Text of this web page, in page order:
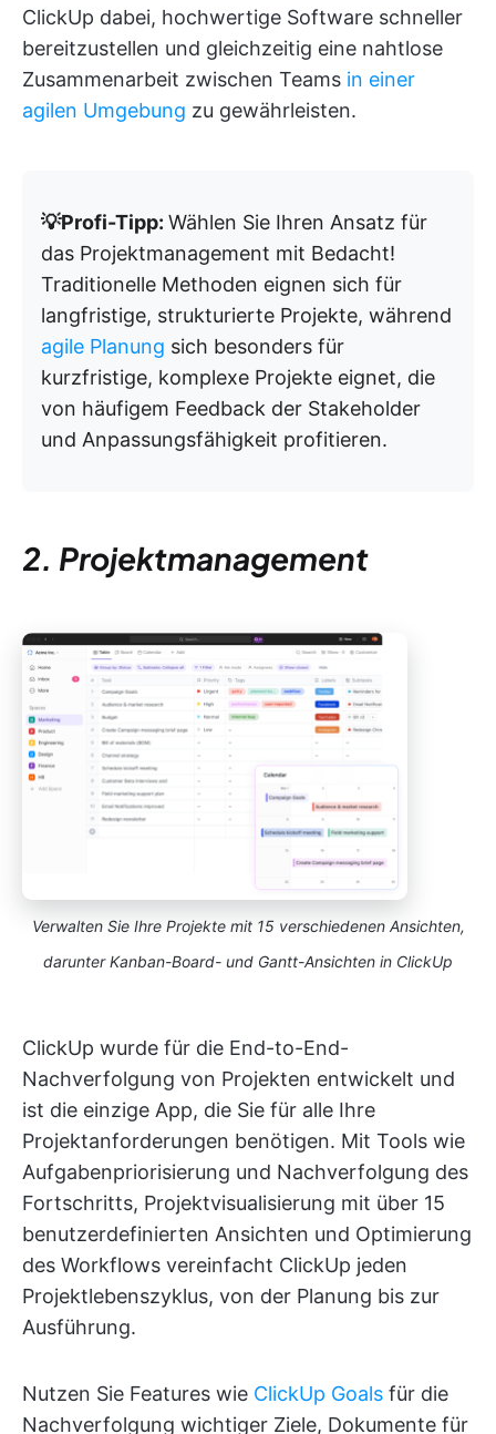
ClickUp dabei, hochwertige Software schneller
bereitzustellen und gleichzeitig eine nahtlose
Zusammenarbeit zwischen Teams in einer
agilen Umgebung zu gewährleisten.
💡Profi-Tipp: Wählen Sie Ihren Ansatz für
das Projektmanagement mit Bedacht!
Traditionelle Methoden eignen sich für
langfristige, strukturierte Projekte, während
agile Planung sich besonders für
kurzfristige, komplexe Projekte eignet, die
von häufigem Feedback der Stakeholder
und Anpassungsfähigkeit profitieren.
2. Projektmanagement
Verwalten Sie Ihre Projekte mit 15 verschiedenen Ansichten,
darunter Kanban-Board- und Gantt-Ansichten in ClickUp
ClickUp wurde für die End-to-End-
Nachverfolgung von Projekten entwickelt und
ist die einzige App, die Sie für alle Ihre
Projektanforderungen benötigen. Mit Tools wie
Aufgabenpriorisierung und Nachverfolgung des
Fortschritts, Projektvisualisierung mit über 15
benutzerdefinierten Ansichten und Optimierung
des Workflows vereinfacht ClickUp jeden
Projektlebenszyklus, von der Planung bis zur
Ausführung.
Nutzen Sie Features wie ClickUp Goals für die
Nachverfolgung wichtiger Ziele, Dokumente für